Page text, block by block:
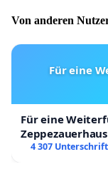
Von anderen
Für eine
Für eine
Zeppezauerhaus
4 307